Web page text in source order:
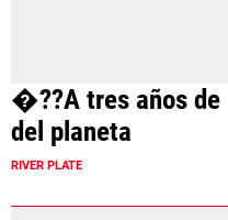
�??A tres años de
del planeta
RIVER PLATE